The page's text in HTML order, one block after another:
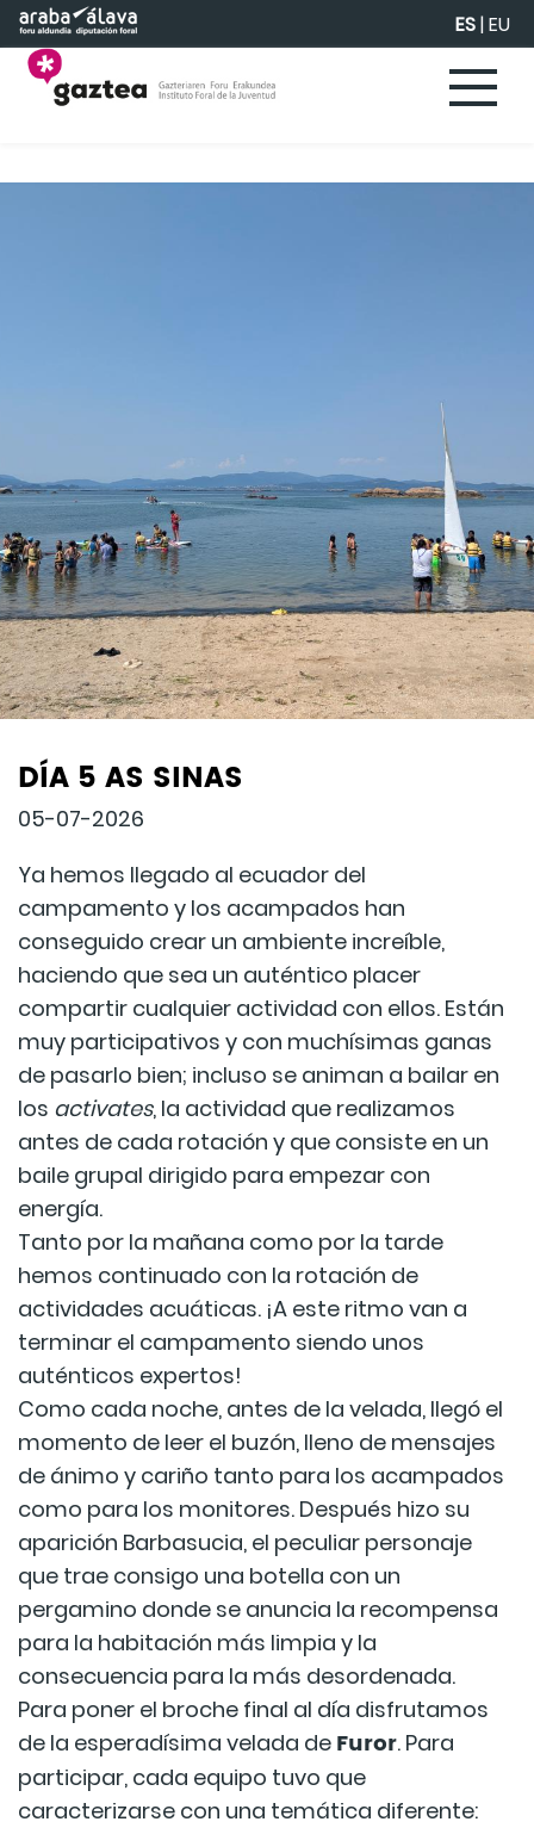
Saltar al contenido principal ES|EU
DÍA 5 AS SINAS
05-07-2026
Ya hemos llegado al ecuador del
campamento y los acampados han
conseguido crear un ambiente increíble,
haciendo que sea un auténtico placer
compartir cualquier actividad con ellos. Están
muy participativos y con muchísimas ganas
de pasarlo bien; incluso se animan a bailar en
los activates, la actividad que realizamos
antes de cada rotación y que consiste en un
baile grupal dirigido para empezar con
energía.
Tanto por la mañana como por la tarde
hemos continuado con la rotación de
actividades acuáticas. ¡A este ritmo van a
terminar el campamento siendo unos
auténticos expertos!
Como cada noche, antes de la velada, llegó el
momento de leer el buzón, lleno de mensajes
de ánimo y cariño tanto para los acampados
como para los monitores. Después hizo su
aparición Barbasucia, el peculiar personaje
que trae consigo una botella con un
pergamino donde se anuncia la recompensa
para la habitación más limpia y la
consecuencia para la más desordenada.
Para poner el broche final al día disfrutamos
de la esperadísima velada de Furor. Para
participar, cada equipo tuvo que
caracterizarse con una temática diferente: